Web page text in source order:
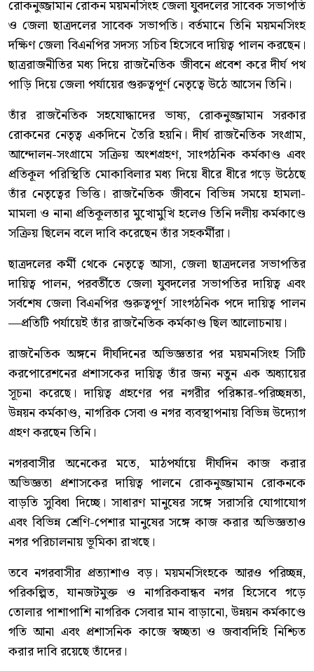
রোকনুজ্জামান রোকন ময়মনসিংহ জেলা যুবদলের সাবেক সভাপতি
ও জেলা ছাত্রদলের সাবেক সভাপতি। বর্তমানে তিনি ময়মনসিংহ
দক্ষিণ জেলা বিএনপির সদস্য সচিব হিসেবে দায়িত্ব পালন করছেন।
ছাত্ররাজনীতির মধ্য দিয়ে রাজনৈতিক জীবনে প্রবেশ করে দীর্ঘ পথ
পাড়ি দিয়ে জেলা পর্যায়ের গুরুত্বপূর্ণ নেতৃত্বে উঠে আসেন তিনি।
তাঁর রাজনৈতিক সহযোদ্ধাদের ভাষ্য, রোকনুজ্জামান সরকার
রোকনের নেতৃত্ব একদিনে তৈরি হয়নি। দীর্ঘ রাজনৈতিক সংগ্রাম,
আন্দোলন-সংগ্রামে সক্রিয় অংশগ্রহণ, সাংগঠনিক কর্মকাণ্ড এবং
প্রতিকূল পরিস্থিতি মোকাবিলার মধ্য দিয়ে ধীরে ধীরে গড়ে উঠেছে
তাঁর নেতৃত্বের ভিত্তি। রাজনৈতিক জীবনে বিভিন্ন সময়ে হামলা-
মামলা ও নানা প্রতিকূলতার মুখোমুখি হলেও তিনি দলীয় কর্মকাণ্ডে
সক্রিয় ছিলেন বলে দাবি করেছেন তাঁর সহকর্মীরা।
ছাত্রদলের কর্মী থেকে নেতৃত্বে আসা, জেলা ছাত্রদলের সভাপতির
দায়িত্ব পালন, পরবর্তীতে জেলা যুবদলের সভাপতির দায়িত্ব এবং
সর্বশেষ জেলা বিএনপির গুরুত্বপূর্ণ সাংগঠনিক পদে দায়িত্ব পালন
—প্রতিটি পর্যায়েই তাঁর রাজনৈতিক কর্মকাণ্ড ছিল আলোচনায়।
রাজনৈতিক অঙ্গনে দীর্ঘদিনের অভিজ্ঞতার পর ময়মনসিংহ সিটি
করপোরেশনের প্রশাসকের দায়িত্ব তাঁর জন্য নতুন এক অধ্যায়ের
সূচনা করেছে। দায়িত্ব গ্রহণের পর নগরীর পরিষ্কার-পরিচ্ছন্নতা,
উন্নয়ন কর্মকাণ্ড, নাগরিক সেবা ও নগর ব্যবস্থাপনায় বিভিন্ন উদ্যোগ
গ্রহণ করছেন তিনি।
নগরবাসীর অনেকের মতে, মাঠপর্যায়ে দীর্ঘদিন কাজ করার
অভিজ্ঞতা প্রশাসকের দায়িত্ব পালনে রোকনুজ্জামান রোকনকে
বাড়তি সুবিধা দিচ্ছে। সাধারণ মানুষের সঙ্গে সরাসরি যোগাযোগ
এবং বিভিন্ন শ্রেণি-পেশার মানুষের সঙ্গে কাজ করার অভিজ্ঞতাও
নগর পরিচালনায় ভূমিকা রাখছে।
তবে নগরবাসীর প্রত্যাশাও বড়। ময়মনসিংহকে আরও পরিচ্ছন্ন,
পরিকল্পিত, যানজটমুক্ত ও নাগরিকবান্ধব নগর হিসেবে গড়ে
তোলার পাশাপাশি নাগরিক সেবার মান বাড়ানো, উন্নয়ন কর্মকাণ্ডে
গতি আনা এবং প্রশাসনিক কাজে স্বচ্ছতা ও জবাবদিহি নিশ্চিত
করার দাবি রয়েছে তাঁদের।